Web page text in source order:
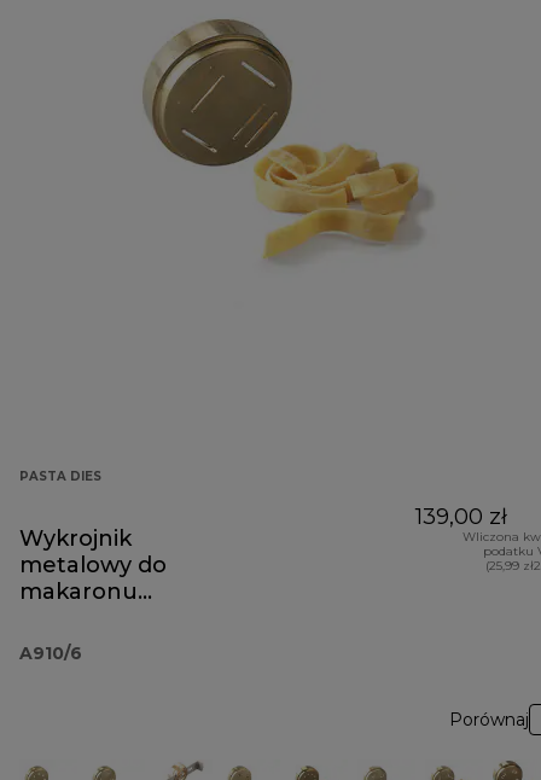
PASTA DIES
Wykrojnik
metalowy do
makaronu
A910/6
139,00 zł
Wliczona
podatku
(25,99
Porównaj